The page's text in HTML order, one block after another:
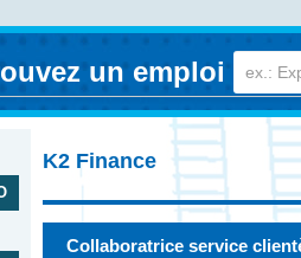
un emploi
K2 Finance
Collaboratrice service